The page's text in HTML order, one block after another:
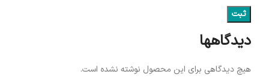
دیدگاهها
هیچ دیدگاهی برای این محصول نوشته نشده است.